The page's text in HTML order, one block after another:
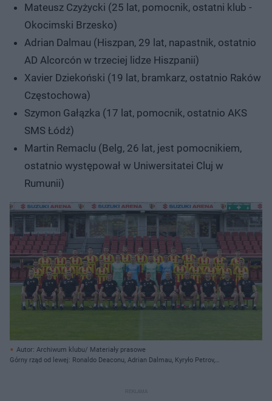
Mateusz Czyżycki (25 lat, pomocnik, ostatni klub -
Okocimski Brzesko)
Adrian Dalmau (Hiszpan, 29 lat, napastnik, ostatnio
AD Alcorcón w trzeciej lidze Hiszpanii)
Xavier Dziekoński (19 lat, bramkarz, ostatnio Raków
Częstochowa)
Szymon Gałązka (17 lat, pomocnik, ostatnio AKS
SMS Łódź)
Martin Remaclu (Belg, 26 lat, jest pomocnikiem,
ostatnio występował w Uniwersitatei Cluj w
Rumunii)
Autor: Archiwum klubu/ Materiały prasowe
Górny rząd od lewej: Ronaldo Deaconu, Adrian Dalmau, Kyryło Petrov,